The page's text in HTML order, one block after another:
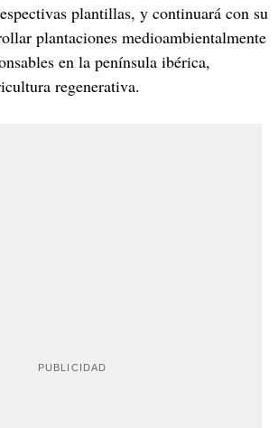
plantillas, y continuará con su
plantaciones medioambientalmente
en la península ibérica,
regenerativa.